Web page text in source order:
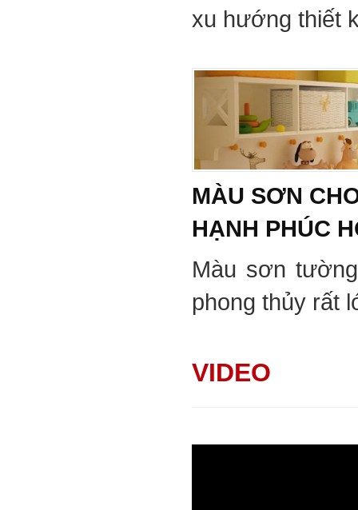
xu hướng thiết
MÀU SƠN
HẠNH PHÚC
Màu sơn
phong thủy rất
VIDEO